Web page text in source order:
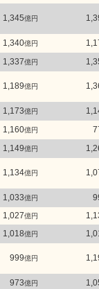
1,345億円
1,340億円
1,337億円
1,189億円
1,173億円
1,160億円
1,149億円
1,134億円
1,033億円
1,027億円
1,018億円
999億円
973億円